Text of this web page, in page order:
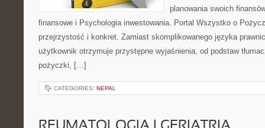
planowania swoich
finansowe i Psychologia inwestowania. Portal Wszystko o
przejrzystość i konkret. Zamiast skomplikowanego języka
użytkownik otrzymuje przystępne wyjaśnienia, od podstaw
pożyczki, […]
CATEGORIES: NEPAL